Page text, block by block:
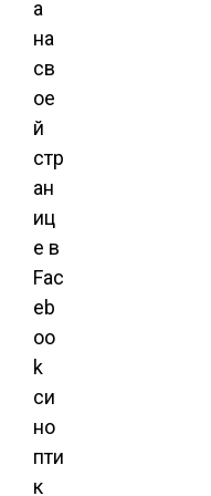
а
на
св
ое
й
стр
ан
иц
е в
Fac
eb
oo
k
си
но
пти
к